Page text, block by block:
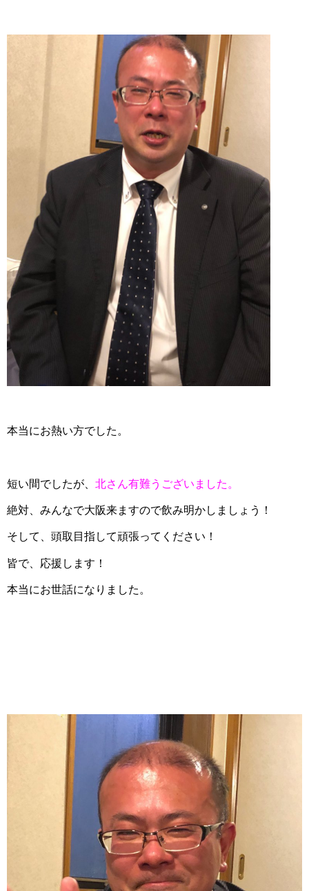
本当にお熱い方でした。
短い間でしたが、 北さん有難うございました。
絶対、みんなで大阪来ますので飲み明かしましょう！
そして、頭取目指して頑張ってください！
皆で、応援します！
本当にお世話になりました。